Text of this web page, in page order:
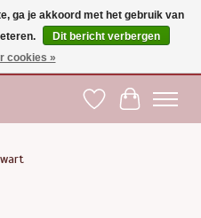
€100 naar EU | Voor 17:00 besteld is
21 27 00 |
Verlanglijst
ga je akkoord met het gebruik van
Dit bericht verbergen
cookies »